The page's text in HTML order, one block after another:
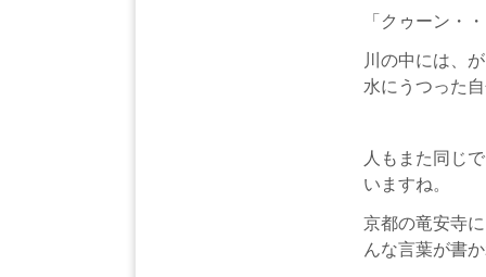
「クゥーン
川の中には、
水にうつった
人もまた同じ
いますね。
京都の竜安寺
んな言葉が書